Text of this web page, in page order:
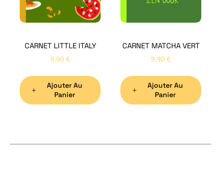
CARNET LITTLE ITALY
9,90 €
Ajouter Au
Panier
CARNET MATCHA VERT
9,90 €
Ajouter Au
Panier